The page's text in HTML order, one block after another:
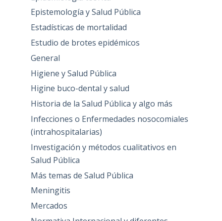
Epistemología y Salud Pública
Estadísticas de mortalidad
Estudio de brotes epidémicos
General
Higiene y Salud Pública
Higine buco-dental y salud
Historia de la Salud Pública y algo más
Infecciones o Enfermedades nosocomiales
(intrahospitalarias)
Investigación y métodos cualitativos en
Salud Pública
Más temas de Salud Pública
Meningitis
Mercados